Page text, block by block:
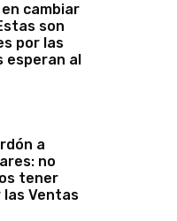
cambiar
son
por las
esperan al
a
no
tener
las Ventas